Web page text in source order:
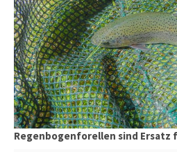
Regenbogenforellen sind Ersatz